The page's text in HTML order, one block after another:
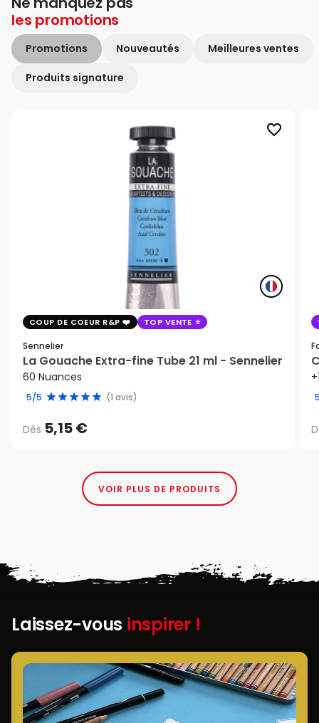
les promotions
Promotions Nouveautés Meilleures ventes
Produits signature
favorite_border
COUP DE COEUR R&P TOP VENTE
Sennelier
La Gouache Extra-fine Tube 21 ml - Sennelier
60 Nuances
5/5 (1 avis)
Dès 5,15 €
VOIR PLUS DE PRODUITS
Laissez-vous inspirer !